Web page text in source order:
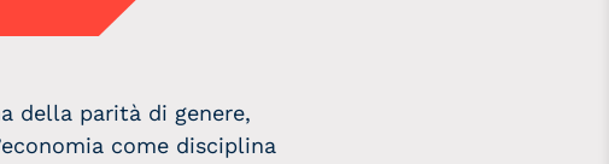
della parità di genere,
come disciplina